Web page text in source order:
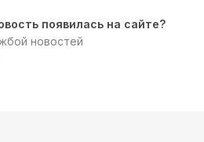
появилась на сайте?
новостей